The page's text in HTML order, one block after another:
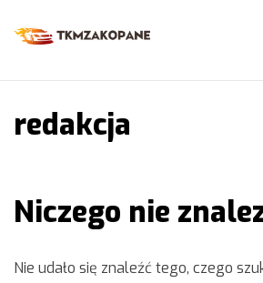
do
tkmzakopane.pl
redakcja
Niczego nie
Nie udało się znaleźć tego, czego